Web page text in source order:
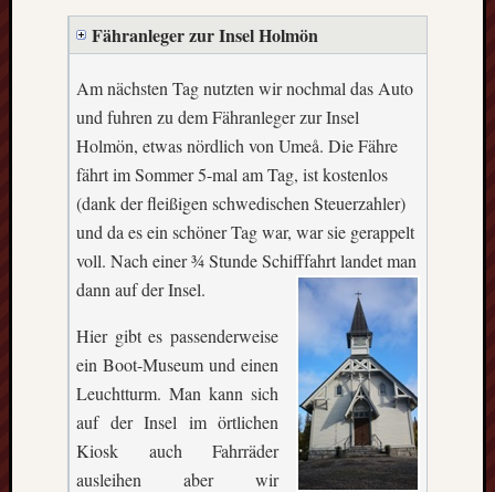
Fähranleger zur Insel Holmön
Am nächsten Tag nutzten wir nochmal das Auto
und fuhren zu dem Fähranleger zur Insel
Holmön, etwas nördlich von Umeå. Die Fähre
fährt im Sommer 5-mal am Tag, ist kostenlos
(dank der fleißigen schwedischen Steuerzahler)
und da es ein schöner Tag war, war sie gerappelt
voll. Nach einer ¾ Stunde Schifffahrt landet man
dann auf der Insel.
Hier gibt es passenderweise
ein Boot-Museum und einen
Leuchtturm. Man kann sich
auf der Insel im örtlichen
Kiosk auch Fahrräder
ausleihen aber wir